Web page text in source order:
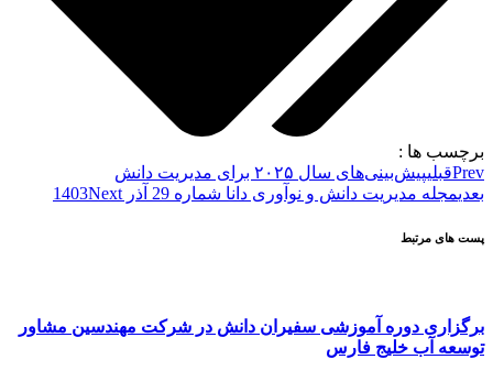
برچسب ها :
Prevقبلیپیش‌بینی‌های سال ۲۰۲۵ برای مدیریت دانش
بعدیمجله مدیریت دانش و نوآوری دانا شماره 29 آذر 1403 Next
پست های مرتبط
برگزاری دوره آموزشی سفیران دانش در شرکت مهندسین مشاور
توسعه آب خلیج فارس